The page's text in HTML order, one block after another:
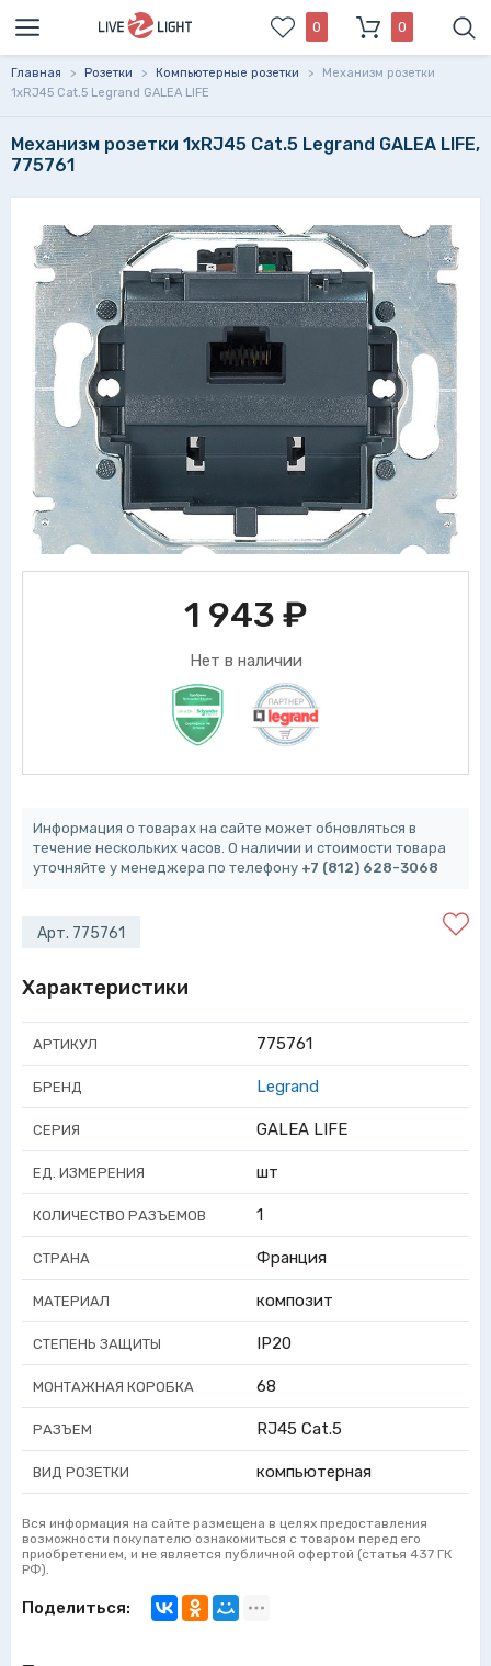
0 0
Главная > Розетки > Компьютерные розетки >
Механизм розетки
1xRJ45 Cat.5 Legrand GALEA LIFE
Механизм розетки 1xRJ45 Cat.5 Legrand GALEA LIFE,
775761
1 943 ₽
Нет в наличии
Информация о товарах на сайте может обновляться в
течение нескольких часов. О наличии и стоимости товара
уточняйте у менеджера по телефону +7 (812) 628-3068
Арт. 775761
Характеристики
АРТИКУЛ 775761
БРЕНД Legrand
СЕРИЯ GALEA LIFE
ЕД. ИЗМЕРЕНИЯ шт
КОЛИЧЕСТВО РАЗЪЕМОВ 1
СТРАНА Франция
МАТЕРИАЛ композит
СТЕПЕНЬ ЗАЩИТЫ IP20
МОНТАЖНАЯ КОРОБКА 68
РАЗЪЕМ RJ45 Cat.5
ВИД РОЗЕТКИ компьютерная
Вся информация на сайте размещена в целях предоставления
возможности покупателю ознакомиться с товаром перед его
приобретением, и не является публичной офертой (статья 437 ГК
РФ).
Поделиться: